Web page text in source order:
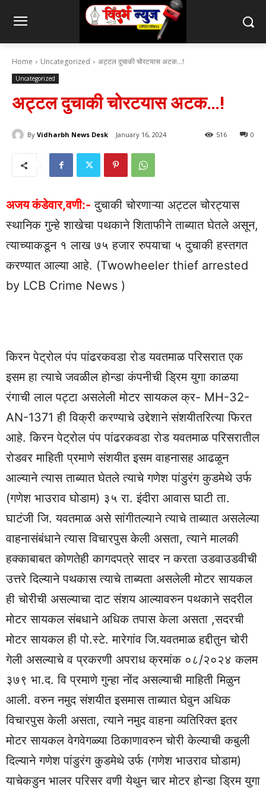
Home Uncategorized अट्टल दुचाकी चोरटयास अटक...!
Uncategorized
अट्टल दुचाकी चोरटयास अटक…!
By Vidharbh News Desk January 16, 2024 0
516
अजय कंडेवार,वणी:- दुचाकी चोरणाऱ्या अट्टल चोरट्यास
स्थानिक गुन्हे शाखेचा पथकाने शिताफीने ताब्यात घेतले असून,
त्याच्याकडून १ लाख ७५ हजार रुपयाचा ५ दुचाकी हस्तगत
करण्यात आल्या आहे. (Twowheeler thief arrested
by LCB Crime News )
किरन पेट्रोल पंप पांढरकवडा रोड यवतमाळ परिसरात एक
इसम हा त्याचे जवळील होन्डा कंपनीची ड्रिम युगा काळया
रंगाची लाल पट्टा असलेली मोटर सायकल क्र- MH-32-
AN-1371 ही विक्री करण्याचे उद्देशाने संशयीतरित्या फिरत
आहे. किरन पेट्रोल पंप पांढरकवडा रोड यवतमाळ परिसरातील
रोडवर माहिती प्रमाणे संशयीत इसम वाहनासह आढळून
आल्याने त्यास ताब्यात घेतले त्याचे गणेश पांडुरंग कुडमेथे उर्फ
(गणेश भाउराव घोडाम) ३५ रा. इंदीरा आवास घाटी ता.
घाटंजी जि. यवतमाळ असे सांगीतल्याने त्याचे ताब्यात असलेल्या
वाहनासंबंधाने त्यास विचारपुस केली असता, त्याने मालकी
हक्काबाबत कोणतेही कागदपत्रे सादर न करता उडवाउडवीची
उत्तरे दिल्याने पथकास त्याचे ताब्यता असलेली मोटर सायकल
ही चोरीची असल्याचा दाट संशय आल्यावरुन पथकाने सदरील
मोटर सायकल संबधाने अधिक तपास केला असता ,सदरची
मोटर सायकल ही पो.स्टे. मारेगांव जि.यवतमाळ हद्दीतुन चोरी
गेली असल्याचे व प्रकरणी अपराध क्रमांक ०८/२०२४ कलम
३७९ भा.द. वि प्रमाणे गुन्हा नोंद असल्याची माहिती मिळुन
आली. वरुन नमुद संशयीत इसमास ताब्यात घेवुन अधिक
विचारपुस केली असता, त्याने नमुद वाहना व्यतिरिक्त इतर
मोटर सायकल वेगवेगळ्या ठिकाणावरुन चोरी केल्याची कबुली
दिल्याने गणेश पांडुरंग कुडमेथे उर्फ (गणेश भाउराव घोडाम)
याचेकडुन भालर परिसर वणी येथुन चार मोटर होन्डा ड्रिम युगा